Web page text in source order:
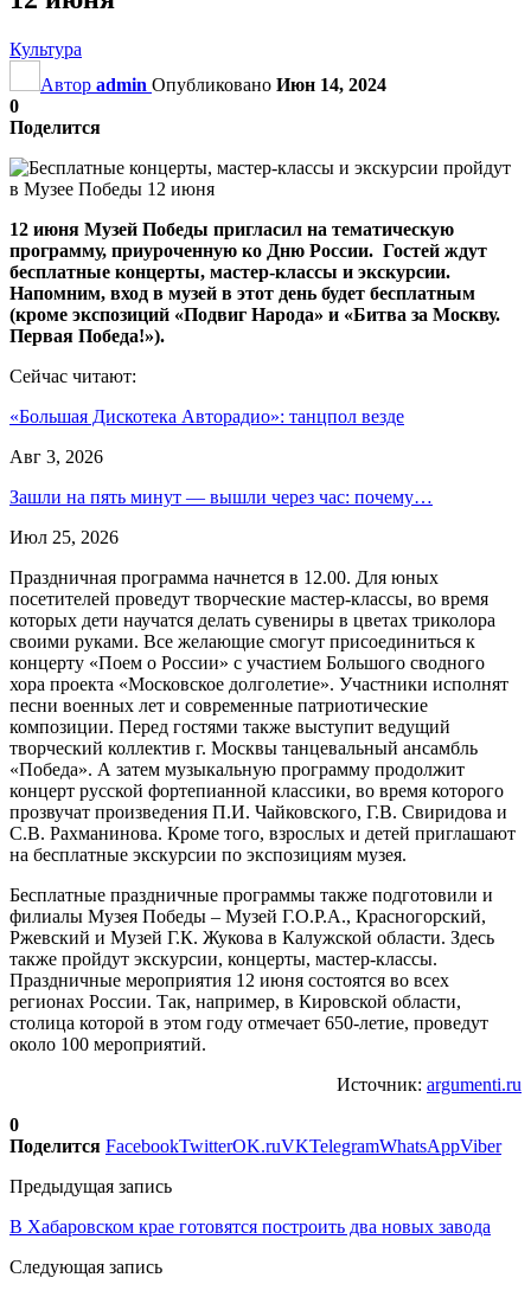
Культура
Автор admin Опубликовано Июн 14, 2024
0
Поделится
12 июня Музей Победы пригласил на тематическую
программу, приуроченную ко Дню России. Гостей ждут
бесплатные концерты, мастер-классы и экскурсии.
Напомним, вход в музей в этот день будет бесплатным
(кроме экспозиций «Подвиг Народа» и «Битва за Москву.
Первая Победа!»).
Сейчас читают:
«Большая Дискотека Авторадио»: танцпол везде
Авг 3, 2026
Зашли на пять минут — вышли через час: почему…
Июл 25, 2026
Праздничная программа начнется в 12.00. Для юных
посетителей проведут творческие мастер-классы, во время
которых дети научатся делать сувениры в цветах триколора
своими руками. Все желающие смогут присоединиться к
концерту «Поем о России» с участием Большого сводного
хора проекта «Московское долголетие». Участники исполнят
песни военных лет и современные патриотические
композиции. Перед гостями также выступит ведущий
творческий коллектив г. Москвы танцевальный ансамбль
«Победа». А затем музыкальную программу продолжит
концерт русской фортепианной классики, во время которого
прозвучат произведения П.И. Чайковского, Г.В. Свиридова и
С.В. Рахманинова. Кроме того, взрослых и детей приглашают
на бесплатные экскурсии по экспозициям музея.
Бесплатные праздничные программы также подготовили и
филиалы Музея Победы – Музей Г.О.Р.А., Красногорский,
Ржевский и Музей Г.К. Жукова в Калужской области. Здесь
также пройдут экскурсии, концерты, мастер-классы.
Праздничные мероприятия 12 июня состоятся во всех
регионах России. Так, например, в Кировской области,
столица которой в этом году отмечает 650-летие, проведут
около 100 мероприятий.
Источник: argumenti.ru
0
Поделится FacebookTwitterOK.ruVKTelegramWhatsAppViber
Предыдущая запись
В Хабаровском крае готовятся построить два новых завода
Следующая запись